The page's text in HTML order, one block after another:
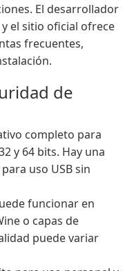
El desarrollador
el sitio oficial ofrece
frecuentes,
de
completo para
y 64 bits. Hay una
uso USB sin
funcionar en
o capas de
puede variar